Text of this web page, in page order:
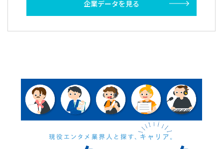
企業データを見る